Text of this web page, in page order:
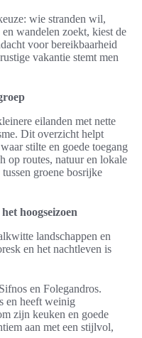
wie stranden wil,
wandelen zoekt, kiest de
voor bereikbaarheid
vakantie stemt men
eilanden met nette
Dit overzicht helpt
stilte en goede toegang
op routes, natuur en lokale
groene bosrijke
hoogseizoen
landschappen en
en het nachtleven is
en Folegandros.
en heeft weinig
zijn keuken en goede
aan met een stijlvol,